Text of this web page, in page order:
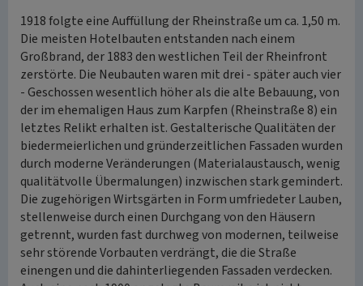
1918 folgte eine Auffüllung der Rheinstraße um ca. 1,50 m.
Die meisten Hotelbauten entstanden nach einem
Großbrand, der 1883 den westlichen Teil der Rheinfront
zerstörte. Die Neubauten waren mit drei - später auch vier
- Geschossen wesentlich höher als die alte Bebauung, von
der im ehemaligen Haus zum Karpfen (Rheinstraße 8) ein
letztes Relikt erhalten ist. Gestalterische Qualitäten der
biedermeierlichen und gründerzeitlichen Fassaden wurden
durch moderne Veränderungen (Materialaustausch, wenig
qualitätvolle Übermalungen) inzwischen stark gemindert.
Die zugehörigen Wirtsgärten in Form umfriedeter Lauben,
stellenweise durch einen Durchgang von den Häusern
getrennt, wurden fast durchweg von modernen, teilweise
sehr störende Vorbauten verdrängt, die die Straße
einengen und die dahinterliegenden Fassaden verdecken.